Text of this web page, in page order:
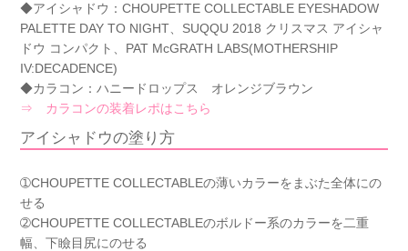
◆アイシャドウ：CHOUPETTE COLLECTABLE EYESHADOW
PALETTE DAY TO NIGHT、SUQQU 2018 クリスマス アイシャ
ドウ コンパクト、PAT McGRATH LABS(MOTHERSHIP
IV:DECADENCE)
◆カラコン：ハニードロップス オレンジブラウン
⇒ カラコンの装着レポはこちら
アイシャドウの塗り方
➀CHOUPETTE COLLECTABLEの薄いカラーをまぶた全体にの
せる
➁CHOUPETTE COLLECTABLEのボルドー系のカラーを二重
幅、下瞼目尻にのせる